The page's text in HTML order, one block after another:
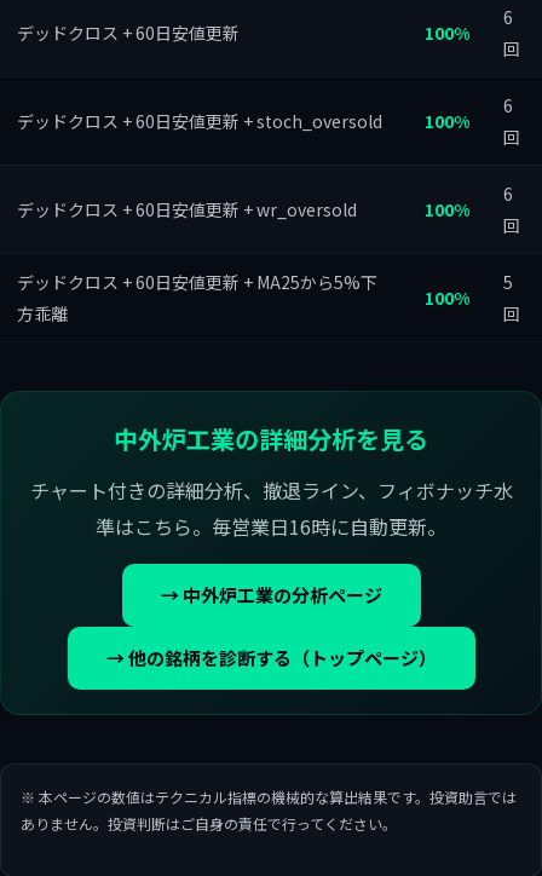
デッドクロス + 60日安値更新 100%
6
回
デッドクロス + 60日安値更新 + stoch_oversold 100%
6
回
デッドクロス + 60日安値更新 + wr_oversold 100%
6
回
デッドクロス + 60日安値更新 + MA25から5%下
方乖離
100%
5
回
中外炉工業の詳細分析を見る
チャート付きの詳細分析、撤退ライン、フィボナッチ水
準はこちら。毎営業日16時に自動更新。
→ 中外炉工業の分析ページ
→ 他の銘柄を診断する（トップページ）
※ 本ページの数値はテクニカル指標の機械的な算出結果です。投資助言では
ありません。投資判断はご自身の責任で行ってください。